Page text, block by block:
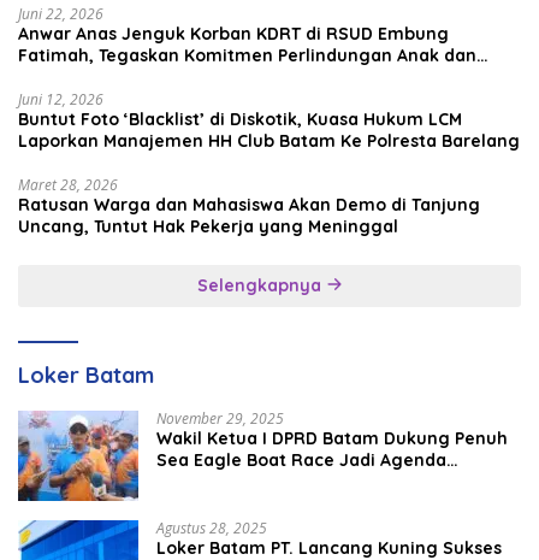
Juni 22, 2026
Anwar Anas Jenguk Korban KDRT di RSUD Embung
Fatimah, Tegaskan Komitmen Perlindungan Anak dan
Juni 12, 2026
Buntut Foto ‘Blacklist’ di Diskotik, Kuasa Hukum LCM
Laporkan Manajemen HH Club Batam Ke Polresta Barelang
Maret 28, 2026
Ratusan Warga dan Mahasiswa Akan Demo di Tanjung
Uncang, Tuntut Hak Pekerja yang Meninggal
Selengkapnya
Loker Batam
November 29, 2025
Wakil Ketua I DPRD Batam Dukung Penuh
Sea Eagle Boat Race Jadi Agenda
Agustus 28, 2025
Loker Batam PT. Lancang Kuning Sukses